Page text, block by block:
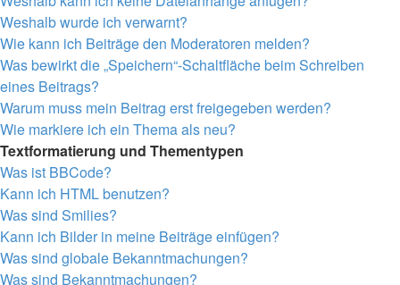
Weshalb wurde ich verwarnt?
Wie kann ich Beiträge den Moderatoren melden?
Was bewirkt die „Speichern“-Schaltfläche beim Schreiben
eines Beitrags?
Warum muss mein Beitrag erst freigegeben werden?
Wie markiere ich ein Thema als neu?
Textformatierung und Thementypen
Was ist BBCode?
Kann ich HTML benutzen?
Was sind Smilies?
Kann ich Bilder in meine Beiträge einfügen?
Was sind globale Bekanntmachungen?
Was sind Bekanntmachungen?